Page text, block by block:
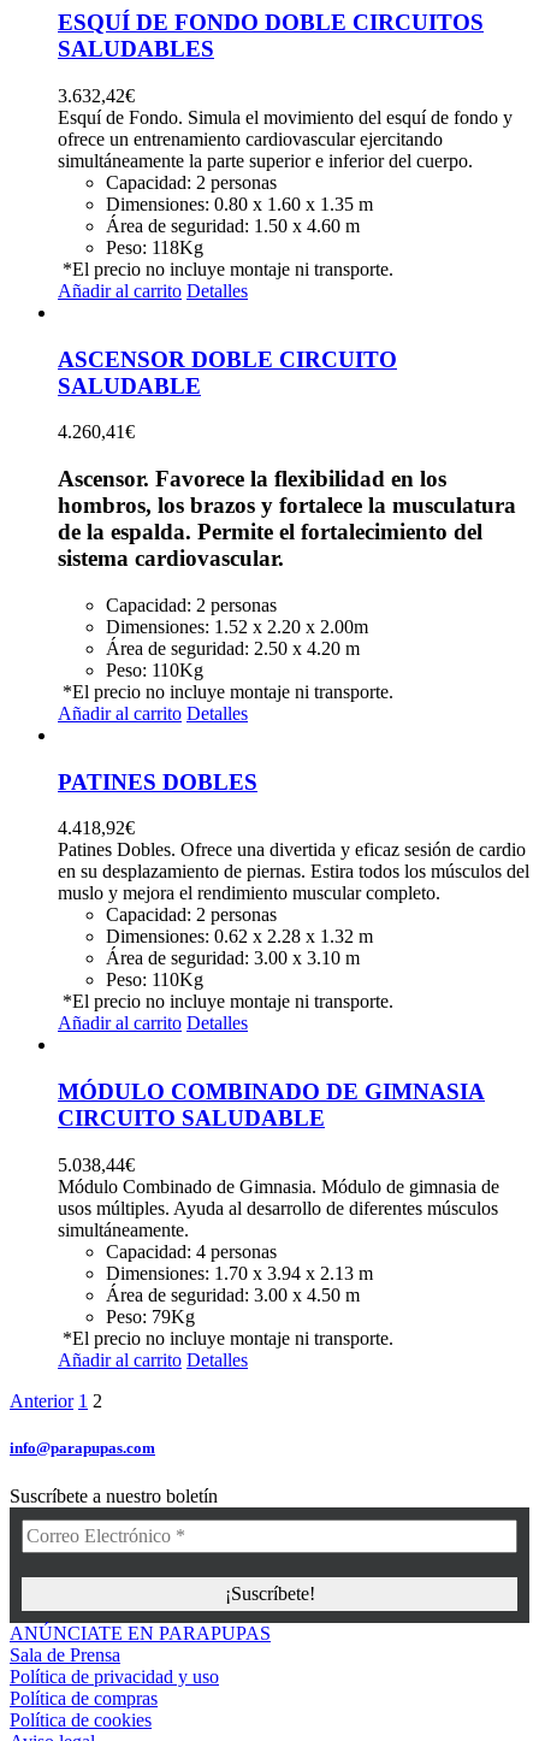
ESQUÍ DE FONDO DOBLE CIRCUITOS
SALUDABLES
3.632,42€
Esquí de Fondo. Simula el movimiento del esquí de fondo y
ofrece un entrenamiento cardiovascular ejercitando
simultáneamente la parte superior e inferior del cuerpo.
Capacidad: 2 personas
Dimensiones: 0.80 x 1.60 x 1.35 m
Área de seguridad: 1.50 x 4.60 m
Peso: 118Kg
*El precio no incluye montaje ni transporte.
Añadir al carrito Detalles
ASCENSOR DOBLE CIRCUITO
SALUDABLE
4.260,41€
Ascensor. Favorece la flexibilidad en los
hombros, los brazos y fortalece la musculatura
de la espalda. Permite el fortalecimiento del
sistema cardiovascular.
Capacidad: 2 personas
Dimensiones: 1.52 x 2.20 x 2.00m
Área de seguridad: 2.50 x 4.20 m
Peso: 110Kg
*El precio no incluye montaje ni transporte.
Añadir al carrito Detalles
PATINES DOBLES
4.418,92€
Patines Dobles. Ofrece una divertida y eficaz sesión de cardio
en su desplazamiento de piernas. Estira todos los músculos del
muslo y mejora el rendimiento muscular completo.
Capacidad: 2 personas
Dimensiones: 0.62 x 2.28 x 1.32 m
Área de seguridad: 3.00 x 3.10 m
Peso: 110Kg
*El precio no incluye montaje ni transporte.
Añadir al carrito Detalles
MÓDULO COMBINADO DE GIMNASIA
CIRCUITO SALUDABLE
5.038,44€
Módulo Combinado de Gimnasia. Módulo de gimnasia de
usos múltiples. Ayuda al desarrollo de diferentes músculos
simultáneamente.
Capacidad: 4 personas
Dimensiones: 1.70 x 3.94 x 2.13 m
Área de seguridad: 3.00 x 4.50 m
Peso: 79Kg
*El precio no incluye montaje ni transporte.
Añadir al carrito Detalles
Anterior 1 2
info@parapupas.com
Suscríbete a nuestro boletín
ANÚNCIATE EN PARAPUPAS
Sala de Prensa
Política de privacidad y uso
Política de compras
Política de cookies